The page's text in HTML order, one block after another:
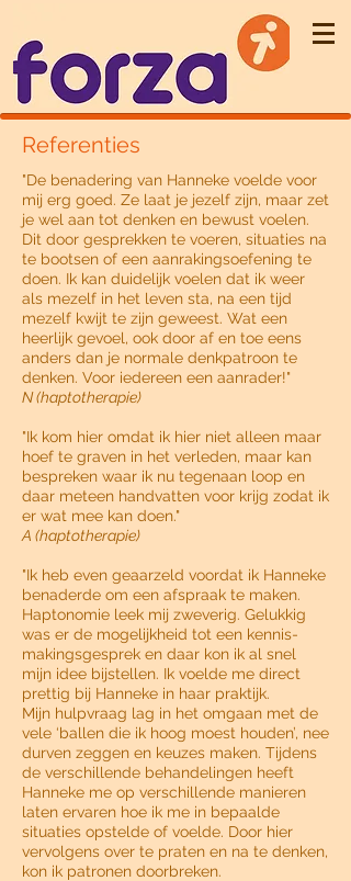
Referenties
"De benadering van Hanneke voelde voor
mij erg goed. Ze laat je jezelf zijn, maar zet
je wel aan tot denken en bewust voelen.
Dit door gesprekken te voeren, situaties na
te bootsen of een aanrakingsoefening te
doen. Ik kan duidelijk voelen dat ik weer
als mezelf in het leven sta, na een tijd
mezelf kwijt te zijn geweest. Wat een
heerlijk gevoel, ook door af en toe eens
anders dan je normale denkpatroon te
denken. Voor iedereen een aanrader!"
N (haptotherapie)
"Ik kom hier omdat ik hier niet alleen maar
hoef te graven in het verleden, maar kan
bespreken waar ik nu tegenaan loop en
daar meteen handvatten voor krijg zodat ik
er wat mee kan doen."
A (haptotherapie)
"Ik heb even geaarzeld voordat ik Hanneke
benaderde om een afspraak te maken.
Haptonomie leek mij zweverig. Gelukkig
was er de mogelijkheid tot een kennis-
makingsgesprek en daar kon ik al snel
mijn idee bijstellen. Ik voelde me direct
prettig bij Hanneke in haar praktijk.
Mijn hulpvraag lag in het omgaan met de
vele ‘ballen die ik hoog moest houden’, nee
durven zeggen en keuzes maken. Tijdens
de verschillende behandelingen heeft
Hanneke me op verschillende manieren
laten ervaren hoe ik me in bepaalde
situaties opstelde of voelde. Door hier
vervolgens over te praten en na te denken,
kon ik patronen doorbreken.